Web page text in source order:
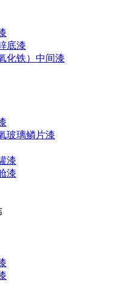
底漆
化铁）中间漆
玻璃鳞片漆
漆
漆